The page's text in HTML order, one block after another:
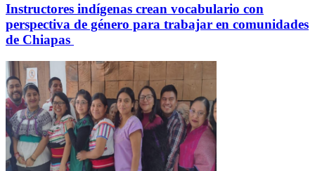
Instructores indígenas crean vocabulario con
perspectiva de género para trabajar en comunidades
de Chiapas